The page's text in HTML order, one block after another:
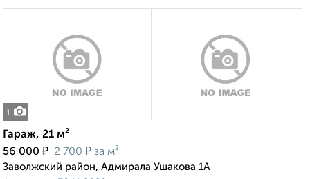
1
Гараж, 21 м²
56 000 ₽ 2 700 ₽ за м²
Заволжский район, Адмирала Ушакова 1А